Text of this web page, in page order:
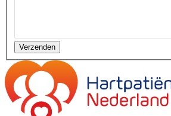
Verzenden